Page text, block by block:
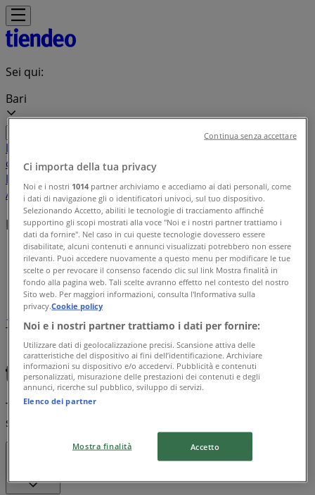
Sei qui:
Bari
In Evidenza
casa e corpo Bricolage Arredamento
Benessere
AssicurazioniViaggiRistorantiServizi
Marchi locali
Tiendeo a Bari»
Indice delle marche
1
Galassia
Chicco Frosta Disney Doro
Tiendeo fa parte di Shopfully, l'azienda tecnologica che
sta reinventando lo shopping locale in tutto il mondo.
Ci importa della tua privacy
Noi e i nostri 1014 partner archiviamo e accediamo ai dati personali, come
i dati di navigazione gli o identificatori univoci, sul tuo dispositivo.
Selezionando Accetto, abiliti le tecnologie di tracciamento affinché
supportino gli scopi mostrati alla voce "Noi e i nostri partner trattiamo i
dati da fornire". Nel caso in cui queste tecnologie dovessero essere
disabilitate, alcuni contenuti e annunci visualizzati potrebbero non essere
rilevanti. Puoi accedere nuovamente a questo menu per modificare le tue
scelte o per revocare il consenso facendo clic sul link Mostra finalità in
fondo alla pagina web. Tali scelte avranno effetto nel contesto del nostro
Sito web. Per maggiori informazioni, consulta l'Informativa sulla
privacy.Cookie policy
Noi e i nostri partner trattiamo i dati per fornire:
Utilizzare dati di geolocalizzazione precisi. Scansione attiva delle
caratteristiche del dispositivo ai fini dell’identificazione. Archiviare
informazioni su dispositivo e/o accedervi. Pubblicità e contenuti
personalizzati, misurazione delle prestazioni dei contenuti e degli
annunci, ricerche sul pubblico, sviluppo di servizi.
Elenco dei partner
Mostra finalità Accetto
Continua senza accettare